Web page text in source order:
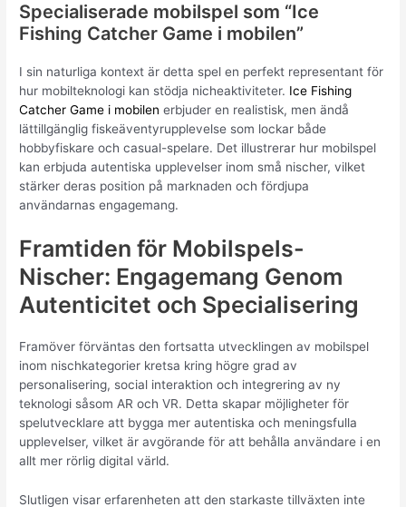
Specialiserade mobilspel som “Ice
Fishing Catcher Game i mobilen”
I sin naturliga kontext är detta spel en perfekt representant för
hur mobilteknologi kan stödja nicheaktiviteter. Ice Fishing
Catcher Game i mobilen erbjuder en realistisk, men ändå
lättillgänglig fiskeäventyrupplevelse som lockar både
hobbyfiskare och casual-spelare. Det illustrerar hur mobilspel
kan erbjuda autentiska upplevelser inom små nischer, vilket
stärker deras position på marknaden och fördjupa
användarnas engagemang.
Framtiden för Mobilspels-
Nischer: Engagemang Genom
Autenticitet och Specialisering
Framöver förväntas den fortsatta utvecklingen av mobilspel
inom nischkategorier kretsa kring högre grad av
personalisering, social interaktion och integrering av ny
teknologi såsom AR och VR. Detta skapar möjligheter för
spelutvecklare att bygga mer autentiska och meningsfulla
upplevelser, vilket är avgörande för att behålla användare i en
allt mer rörlig digital värld.
Slutligen visar erfarenheten att den starkaste tillväxten inte